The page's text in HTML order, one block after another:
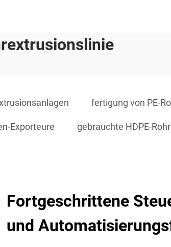
fertigung von PE-
Exporteure gebrauchte HDPE-
Fortgeschrittene
und